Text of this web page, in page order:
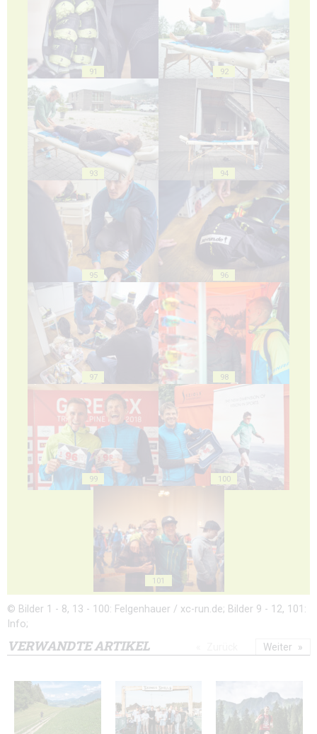
91 92
93 94
95 96
97 98
99 100
101
© Bilder 1 - 8, 13 - 100: Felgenhauer / xc-run.de; Bilder 9 - 12, 101:
Info;
VERWANDTE ARTIKEL Weiter